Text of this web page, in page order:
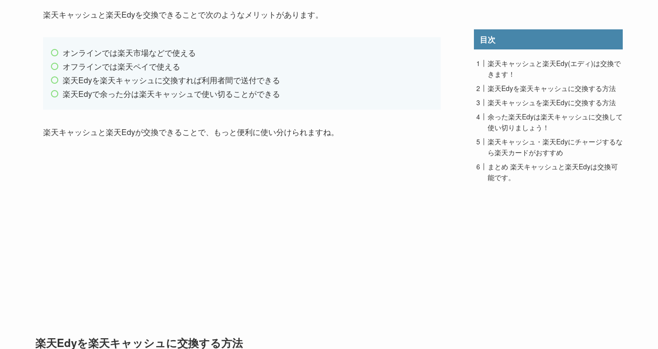
楽天キャッシュと楽天Edyを交換できることで次のようなメリットがあります。
オンラインでは楽天市場などで使える
オフラインでは楽天ペイで使える
楽天Edyを楽天キャッシュに交換すれば利用者間で送付できる
楽天Edyで余った分は楽天キャッシュで使い切ることができる
楽天キャッシュと楽天Edyが交換できることで、もっと便利に使い分けられますね。
楽天Edyを楽天キャッシュに交換する方法
目次
楽天キャッシュと楽天Edy(エディ)は交換で